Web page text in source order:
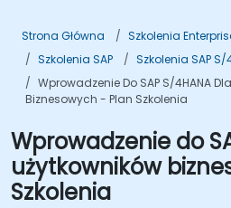
Strona Główna
Szkolenia
Szkolenia SAP
Szkolenia SAP S/
Wprowadzenie Do SAP S/4HANA
Biznesowych - Plan Szkolenia
Wprowadzenie do
użytkowników
Szkolenia